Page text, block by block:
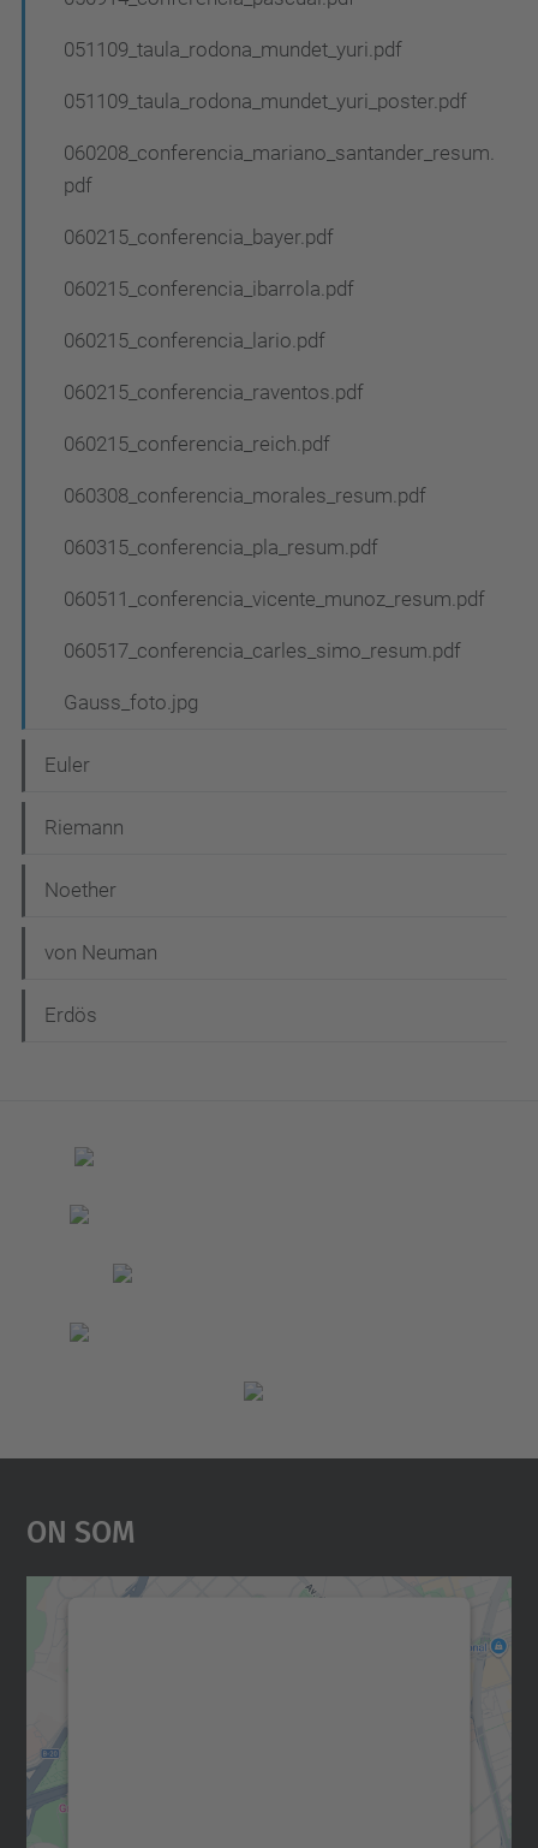
051109_taula_rodona_mundet_yuri.pdf
051109_taula_rodona_mundet_yuri_poster.pdf
060208_conferencia_mariano_santander_resum.
pdf
060215_conferencia_bayer.pdf
060215_conferencia_ibarrola.pdf
060215_conferencia_lario.pdf
060215_conferencia_raventos.pdf
060215_conferencia_reich.pdf
060308_conferencia_morales_resum.pdf
060315_conferencia_pla_resum.pdf
060511_conferencia_vicente_munoz_resum.pdf
060517_conferencia_carles_simo_resum.pdf
Gauss_foto.jpg
Euler
Riemann
Noether
von Neuman
Erdös
On Som